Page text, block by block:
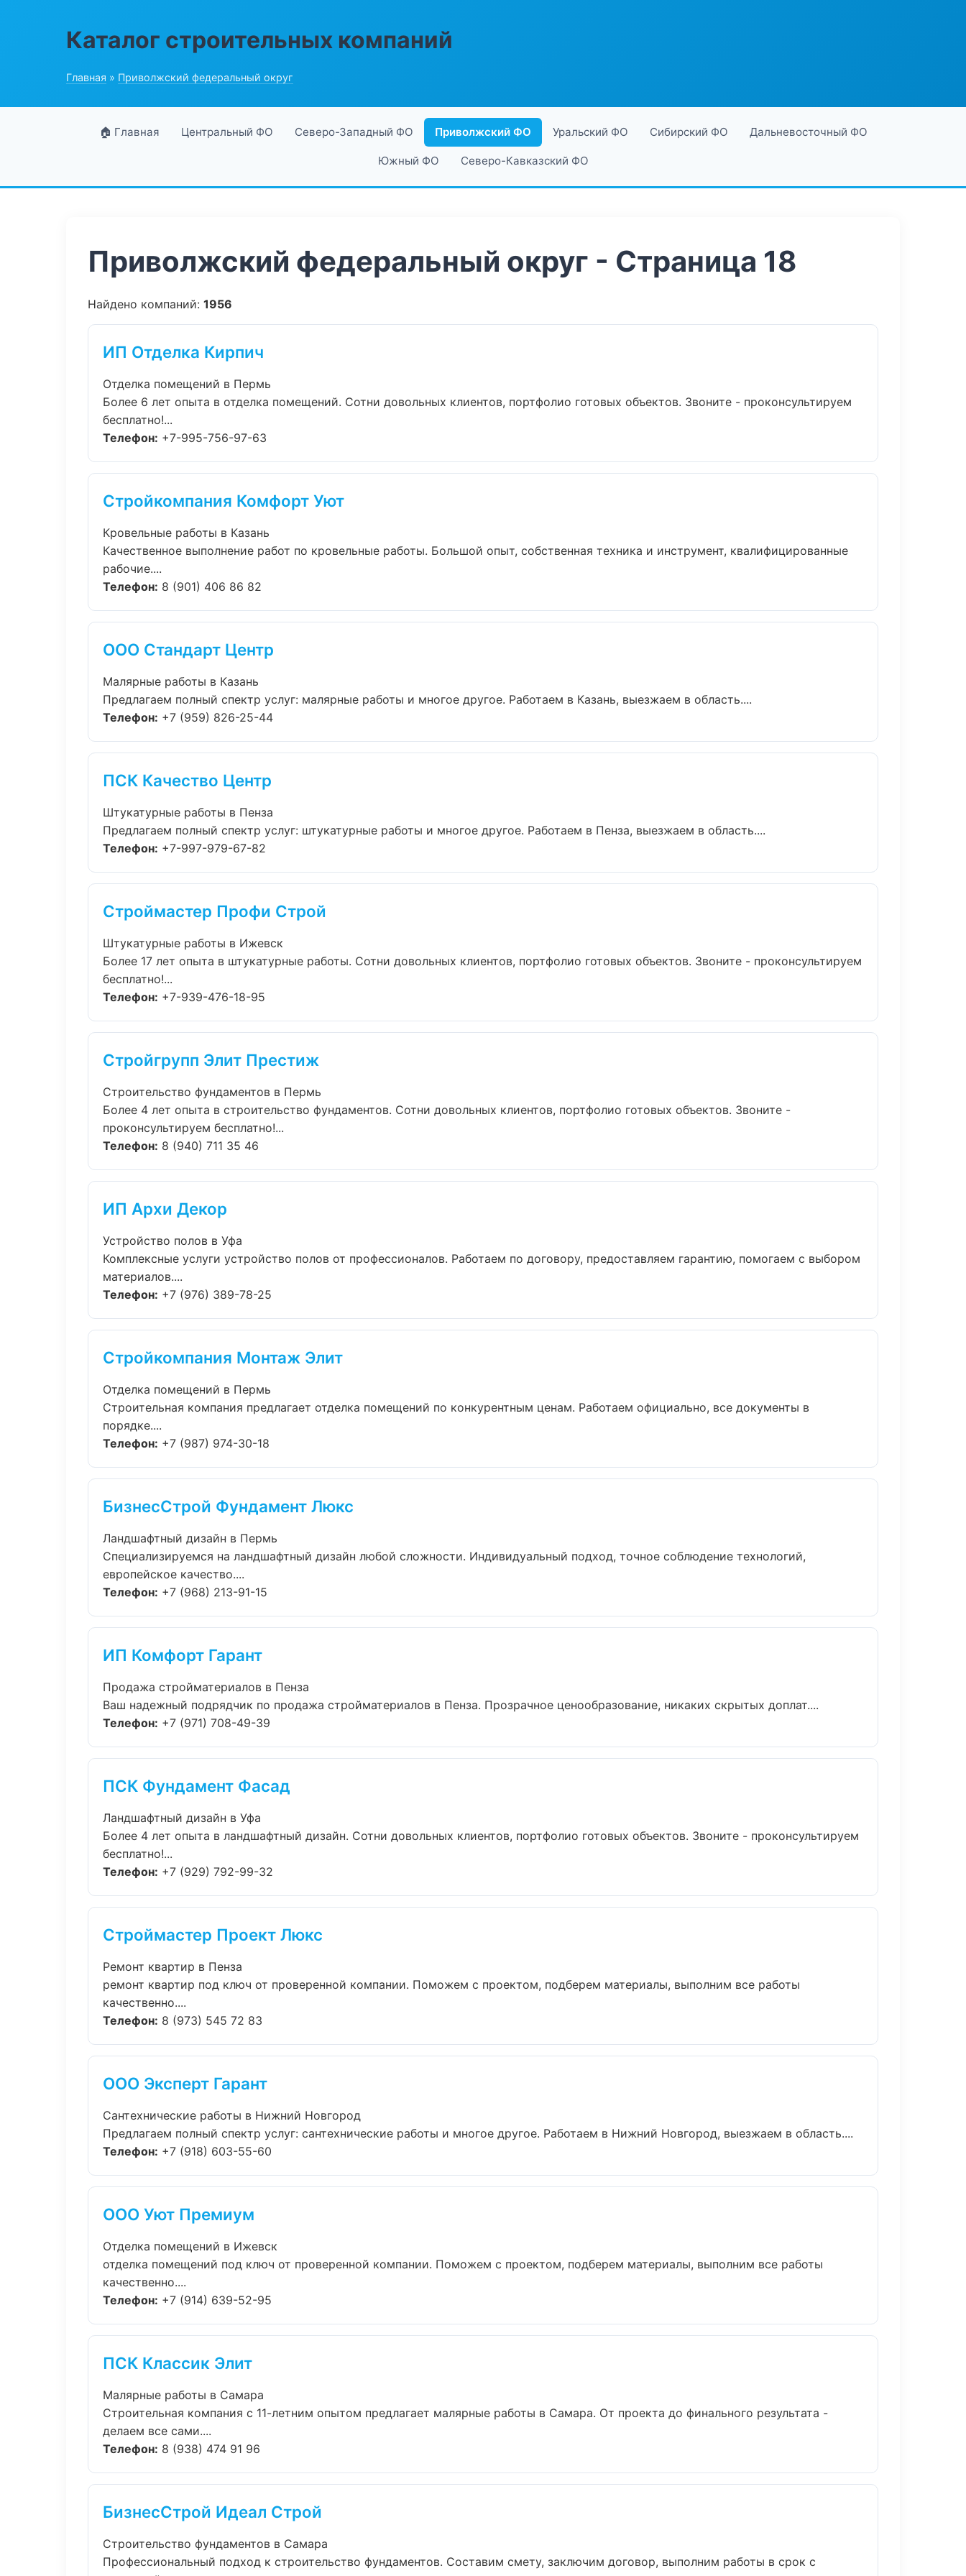
Каталог строительных компаний
Главная » Приволжский федеральный округ
🏠 Главная Центральный ФО Северо-Западный ФО Приволжский ФО Уральский ФО Сибирский ФО Дальневосточный ФО
Южный ФО Северо-Кавказский ФО
Приволжский федеральный округ - Страница 18
Найдено компаний: 1956
ИП Отделка Кирпич
Отделка помещений в Пермь
Более 6 лет опыта в отделка помещений. Сотни довольных клиентов, портфолио готовых объектов. Звоните - проконсультируем
бесплатно!...
Телефон: +7-995-756-97-63
Стройкомпания Комфорт Уют
Кровельные работы в Казань
Качественное выполнение работ по кровельные работы. Большой опыт, собственная техника и инструмент, квалифицированные
рабочие....
Телефон: 8 (901) 406 86 82
ООО Стандарт Центр
Малярные работы в Казань
Предлагаем полный спектр услуг: малярные работы и многое другое. Работаем в Казань, выезжаем в область....
Телефон: +7 (959) 826-25-44
ПСК Качество Центр
Штукатурные работы в Пенза
Предлагаем полный спектр услуг: штукатурные работы и многое другое. Работаем в Пенза, выезжаем в область....
Телефон: +7-997-979-67-82
Строймастер Профи Строй
Штукатурные работы в Ижевск
Более 17 лет опыта в штукатурные работы. Сотни довольных клиентов, портфолио готовых объектов. Звоните - проконсультируем
бесплатно!...
Телефон: +7-939-476-18-95
Стройгрупп Элит Престиж
Строительство фундаментов в Пермь
Более 4 лет опыта в строительство фундаментов. Сотни довольных клиентов, портфолио готовых объектов. Звоните -
проконсультируем бесплатно!...
Телефон: 8 (940) 711 35 46
ИП Архи Декор
Устройство полов в Уфа
Комплексные услуги устройство полов от профессионалов. Работаем по договору, предоставляем гарантию, помогаем с выбором
материалов....
Телефон: +7 (976) 389-78-25
Стройкомпания Монтаж Элит
Отделка помещений в Пермь
Строительная компания предлагает отделка помещений по конкурентным ценам. Работаем официально, все документы в
порядке....
Телефон: +7 (987) 974-30-18
БизнесСтрой Фундамент Люкс
Ландшафтный дизайн в Пермь
Специализируемся на ландшафтный дизайн любой сложности. Индивидуальный подход, точное соблюдение технологий,
европейское качество....
Телефон: +7 (968) 213-91-15
ИП Комфорт Гарант
Продажа стройматериалов в Пенза
Ваш надежный подрядчик по продажа стройматериалов в Пенза. Прозрачное ценообразование, никаких скрытых доплат....
Телефон: +7 (971) 708-49-39
ПСК Фундамент Фасад
Ландшафтный дизайн в Уфа
Более 4 лет опыта в ландшафтный дизайн. Сотни довольных клиентов, портфолио готовых объектов. Звоните - проконсультируем
бесплатно!...
Телефон: +7 (929) 792-99-32
Строймастер Проект Люкс
Ремонт квартир в Пенза
ремонт квартир под ключ от проверенной компании. Поможем с проектом, подберем материалы, выполним все работы
качественно....
Телефон: 8 (973) 545 72 83
ООО Эксперт Гарант
Сантехнические работы в Нижний Новгород
Предлагаем полный спектр услуг: сантехнические работы и многое другое. Работаем в Нижний Новгород, выезжаем в область....
Телефон: +7 (918) 603-55-60
ООО Уют Премиум
Отделка помещений в Ижевск
отделка помещений под ключ от проверенной компании. Поможем с проектом, подберем материалы, выполним все работы
качественно....
Телефон: +7 (914) 639-52-95
ПСК Классик Элит
Малярные работы в Самара
Строительная компания с 11-летним опытом предлагает малярные работы в Самара. От проекта до финального результата -
делаем все сами....
Телефон: 8 (938) 474 91 96
БизнесСтрой Идеал Строй
Строительство фундаментов в Самара
Профессиональный подход к строительство фундаментов. Составим смету, заключим договор, выполним работы в срок с